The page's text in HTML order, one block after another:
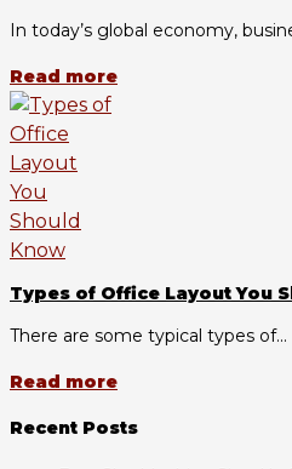
In today’s global economy,
Read more
Types of Office Layout You
There are some typical types of...
Read more
Recent Posts